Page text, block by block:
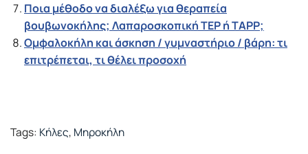
Ποια μέθοδο να διαλέξω για θεραπεία
βουβωνοκήλης; Λαπαροσκοπική TEP ή TAPP;
Ομφαλοκήλη και άσκηση / γυμναστήριο / βάρη: τι
επιτρέπεται, τι θέλει προσοχή
Tags: Κήλες, Μηροκήλη